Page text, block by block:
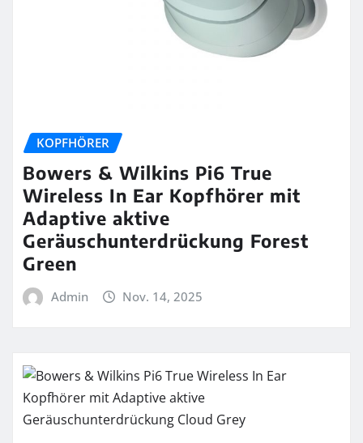
KOPFHÖRER
Bowers & Wilkins Pi6 True
Wireless In Ear Kopfhörer mit
Adaptive aktive
Geräuschunterdrückung Forest
Green
Admin Nov. 14, 2025